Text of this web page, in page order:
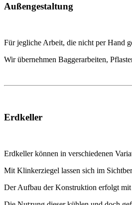
Außengestaltung
Für jegliche Arbeit, die nicht per Hand
Wir übernehmen Baggerarbeiten,
Erdkeller
Erdkeller können in verschiedenen
Mit Klinkerziegel lassen sich im
Der Aufbau der Konstruktion erfolgt